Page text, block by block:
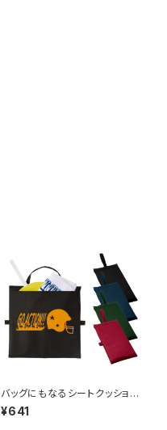
バッグにもなるシートクッショ
ン MG
¥641